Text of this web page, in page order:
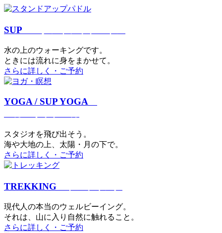
SUP
⽔の上のウォーキングです。
ときには流れに身をまかせて。
さらに詳しく・ご予約
YOGA / SUP YOGA
スタジオを⾶び出そう。
海や大地の上、太陽・⽉の下で。
さらに詳しく・ご予約
TREKKING
現代⼈の本当のウェルビーイング。
それは、⼭に⼊り⾃然に触れること。
さらに詳しく・ご予約